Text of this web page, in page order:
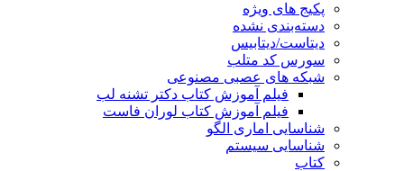
پکیج های ویژه
دسته‌بندی نشده
دیتاست/دیتابیس
سورس کد متلب
شبکه های عصبی مصنوعی
فیلم آموزش کتاب دکتر تشنه لب
فیلم آموزش کتاب لوران فاست
شناسایی اماری الگو
شناسایی سیستم
کتاب